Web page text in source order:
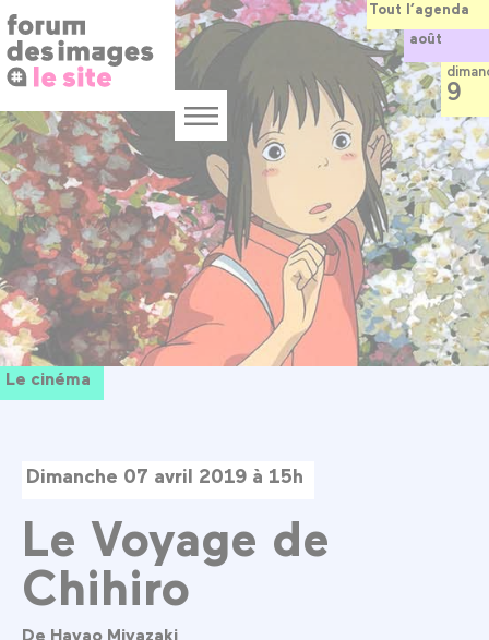
Panneau de gestion des cookies
au
contenu
principal
Menu
Le cinéma
Dimanche 07 avril 2019 à 15h
Le Voyage de
Chihiro
De Hayao Miyazaki
Tout l’agenda
août
9